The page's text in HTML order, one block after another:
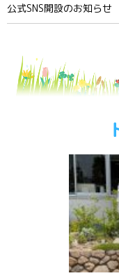
公式SNS開設のお知らせ